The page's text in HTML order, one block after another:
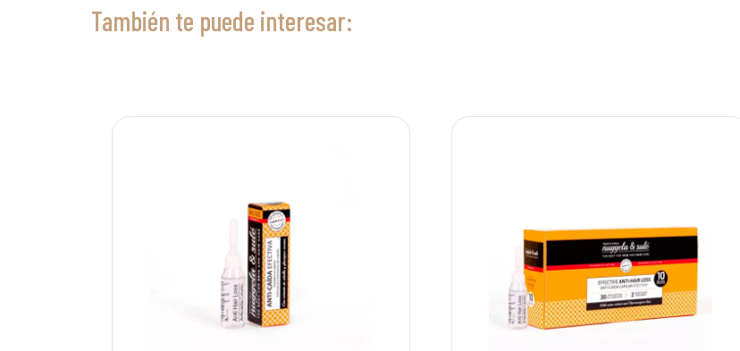
También te puede interesar: